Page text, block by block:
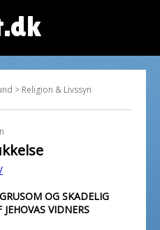
> Religion & Livssyn
OG SKADELIG
VIDNERS